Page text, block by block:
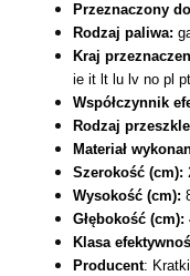
Przeznaczony
Rodzaj paliwa:
Kraj
ie it lt lu lv no pl
Współczynnik
Rodzaj
Materiał
Szerokość (cm):
Wysokość (cm):
Głębokość (cm):
Klasa
Producent: Kratki